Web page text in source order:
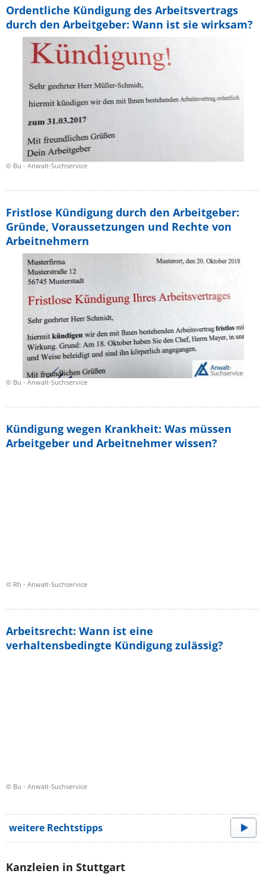
© Bu - Anwalt-Suchservice
Ordentliche Kündigung des Arbeitsvertrags
durch den Arbeitgeber: Wann ist sie wirksam?
© Bu - Anwalt-Suchservice
Fristlose Kündigung durch den Arbeitgeber:
Gründe, Voraussetzungen und Rechte von
Arbeitnehmern
© Rh - Anwalt-Suchservice
Kündigung wegen Krankheit: Was müssen
Arbeitgeber und Arbeitnehmer wissen?
© Bu - Anwalt-Suchservice
Arbeitsrecht: Wann ist eine
verhaltensbedingte Kündigung zulässig?
weitere Rechtstipps
Kanzleien in Stuttgart